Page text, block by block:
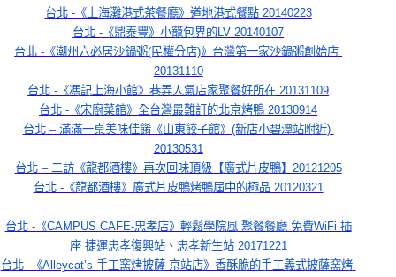
台北 -《上海灘港式茶餐廳》道地港式餐點 20140223
台北 -《鼎泰豐》小籠包界的LV 20140107
台北 -《潮州六必居沙鍋粥(民權分店)》台灣第一家沙鍋粥創始店
20131110
台北 -《馮記上海小館》巷弄人氣店家聚餐好所在 20131109
台北 -《宋廚菜館》全台灣最難訂的北京烤鴨 20130914
台北 – 滿滿一桌美味佳餚《山東餃子館》(新店小碧潭站附近)
20130531
台北 – 二訪《龍都酒樓》再次回味頂級【廣式片皮鴨】20121205
台北 -《龍都酒樓》廣式片皮鴨烤鴨屆中的極品 20120321
台北 -《CAMPUS CAFE-忠孝店》輕鬆學院風 聚餐餐廳 免費WiFi 插
座 捷運忠孝復興站、忠孝新生站 20171221
台北 -《Alleycat’s 手工窯烤披薩-京站店》香酥脆的手工義式披薩窯烤